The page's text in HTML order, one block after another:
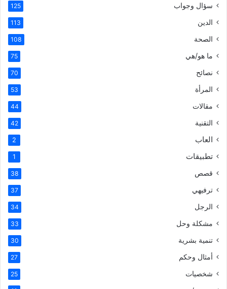
سؤال وجواب 125
الدين 113
الصحة 108
ما هو/هي 75
نصائح 70
المرأة 53
مقالات 44
التقنية 42
العاب 2
تطبيقات 1
قصص 38
ترفيهي 37
الرجل 34
مشكلة وحل 33
تنمية بشرية 30
أمثال وحكم 27
شخصيات 25